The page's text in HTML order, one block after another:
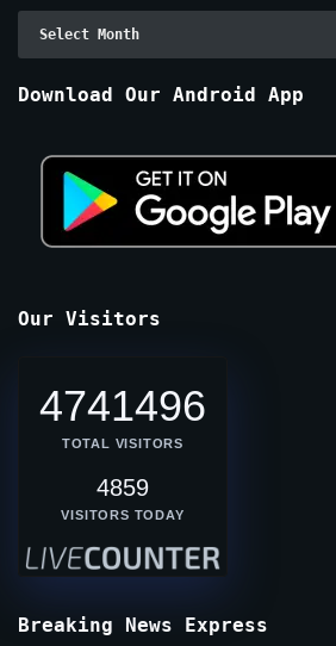
Download Our Android App
Our Visitors
4741496
TOTAL VISITORS
4859
VISITORS TODAY
Breaking News Express